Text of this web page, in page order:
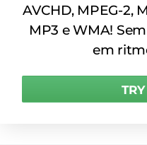
AVCHD, MPEG-2,
MP3 e WMA!
em